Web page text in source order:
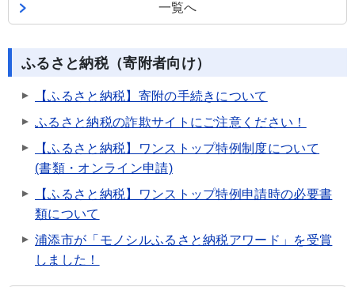
一覧へ
ふるさと納税（寄附者向け）
【ふるさと納税】寄附の手続きについて
ふるさと納税の詐欺サイトにご注意ください！
【ふるさと納税】ワンストップ特例制度について
(書類・オンライン申請)
【ふるさと納税】ワンストップ特例申請時の必要書
類について
浦添市が「モノシルふるさと納税アワード」を受賞
しました！